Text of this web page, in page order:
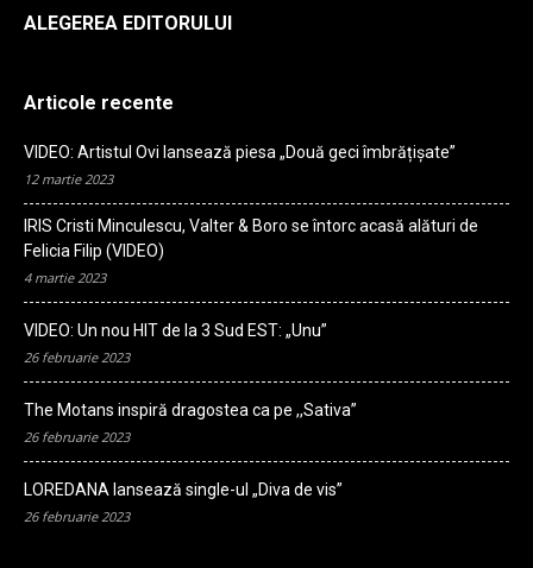
ALEGEREA EDITORULUI
Articole recente
VIDEO: Artistul Ovi lansează piesa „Două geci îmbrățișate”
12 martie 2023
IRIS Cristi Minculescu, Valter & Boro se întorc acasă alături de
Felicia Filip (VIDEO)
4 martie 2023
VIDEO: Un nou HIT de la 3 Sud EST: „Unu”
26 februarie 2023
The Motans inspiră dragostea ca pe ,,Sativa”
26 februarie 2023
LOREDANA lansează single-ul „Diva de vis”
26 februarie 2023